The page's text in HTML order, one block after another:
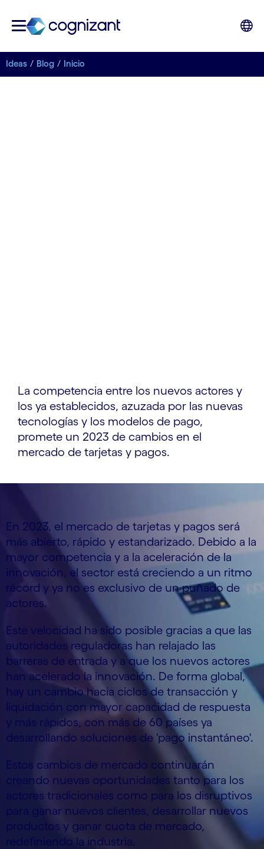
Ideas Blog Inicio
La competencia entre los nuevos actores y
los ya establecidos, azuzada por las nuevas
tecnologías y los modelos de pago,
promete un 2023 de cambios en el
mercado de tarjetas y pagos.
En 2023, el mercado de tarjetas y pagos será
más abierto, rápido y estandarizado. Debido a la
mayor competencia y a la aceleración de la
innovación, el sector está creciendo a un ritmo
récord y ya no es exclusivo de un puñado de
actores.
Este velocidad ha sido posible gracias a que las
autoridades reguladoras han relajado las
barreras de entrada y a que los nuevos actores
han acelerado la innovación. De forma global,
hay un cambio hacia ciclos de transacción y
liquidación con mayor capacidad de respuesta
y más rápidos, con más de 60 países ya
desarrollando soluciones de 'pago instantáneo'.
Estos cambios de mercado continuarán
creando nuevas oportunidades tanto para los
actores tradicionales como para los disruptivos
para ganar nuevos clientes, desarrollar nuevos
productos y ganar cuota de mercado,
redefiniendo la industria.